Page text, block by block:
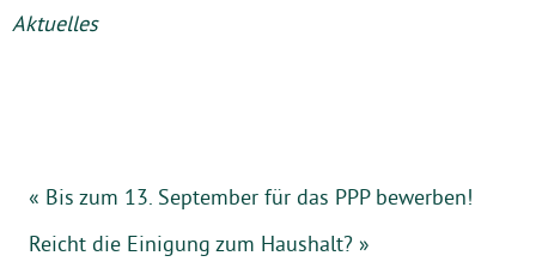
Aktuelles
« Bis zum 13. September für das PPP bewerben!
Reicht die Einigung zum Haushalt? »